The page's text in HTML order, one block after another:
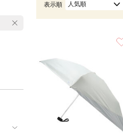
表示順 人気順